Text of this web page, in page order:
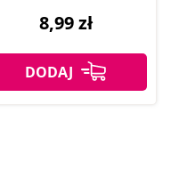
8,99 zł